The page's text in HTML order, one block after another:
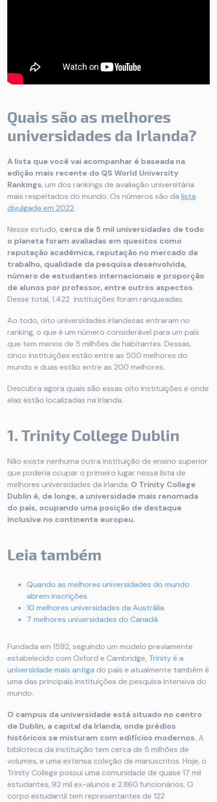
Quais são as melhores
universidades da Irlanda?
A lista que você vai acompanhar é baseada na
edição mais recente do QS World University
Rankings, um dos rankings de avaliação universitária
mais respeitados do mundo. Os números são da lista
divulgada em 2022.
Nesse estudo, cerca de 5 mil universidades de todo
o planeta foram avaliadas em quesitos como
reputação acadêmica, reputação no mercado de
trabalho, qualidade da pesquisa desenvolvida,
número de estudantes internacionais e proporção
de alunos por professor, entre outros aspectos.
Desse total, 1.422 instituições foram ranqueadas.
Ao todo, oito universidades irlandesas entraram no
ranking, o que é um número considerável para um país
que tem menos de 5 milhões de habitantes. Dessas,
cinco instituições estão entre as 500 melhores do
mundo e duas estão entre as 200 melhores.
Descubra agora quais são essas oito instituições e onde
elas estão localizadas na Irlanda.
1. Trinity College Dublin
Não existe nenhuma outra instituição de ensino superior
que poderia ocupar o primeiro lugar nessa lista de
melhores universidades da Irlanda. O Trinity College
Dublin é, de longe, a universidade mais renomada
do país, ocupando uma posição de destaque
inclusive no continente europeu.
Leia também
Quando as melhores universidades do mundo
abrem inscrições
10 melhores universidades da Austrália
7 melhores universidades do Canadá
Fundada em 1592, seguindo um modelo previamente
estabelecido com Oxford e Cambridge, Trinity é a
universidade mais antiga do país e atualmente também é
uma das principais instituições de pesquisa intensiva do
mundo.
O campus da universidade está situado no centro
de Dublin, a capital da Irlanda, onde prédios
históricos se misturam com edifícios modernos. A
biblioteca da instituição tem cerca de 5 milhões de
volumes, e uma extensa coleção de manuscritos. Hoje, o
Trinity College possui uma comunidade de quase 17 mil
estudantes, 92 mil ex-alunos e 2.860 funcionários. O
corpo estudantil tem representantes de 122